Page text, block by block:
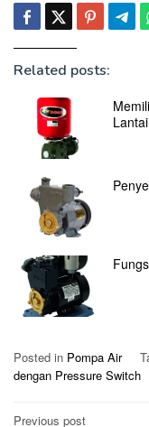
Related posts:
Lantai
Posted in Pompa Air
dengan Pressure Switch
Previous post